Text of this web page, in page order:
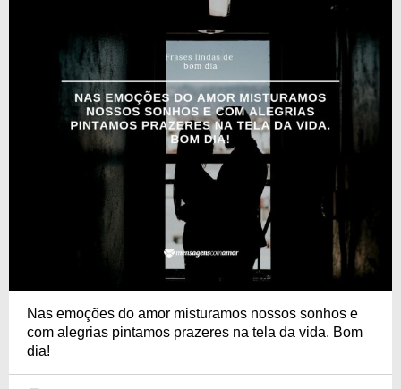
Nas emoções do amor misturamos nossos sonhos e
com alegrias pintamos prazeres na tela da vida. Bom
dia!